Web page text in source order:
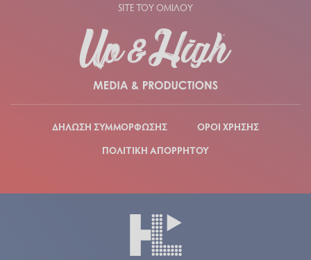
SITE ΤΟΥ ΟΜΙΛΟΥ
ΔΗΛΩΣΗ ΣΥΜΜΟΡΦΩΣΗΣ
ΟΡΟΙ ΧΡΗΣΗΣ
ΠΟΛΙΤΙΚΗ ΑΠΟΡΡΗΤΟΥ